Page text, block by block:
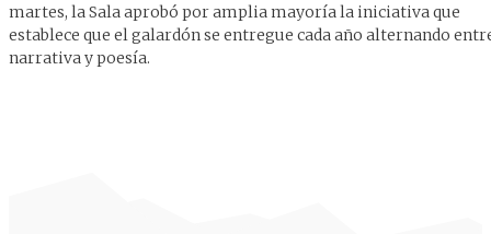
martes, la Sala aprobó por amplia mayoría la iniciativa que
establece que el galardón se entregue cada año alternando
narrativa y poesía.